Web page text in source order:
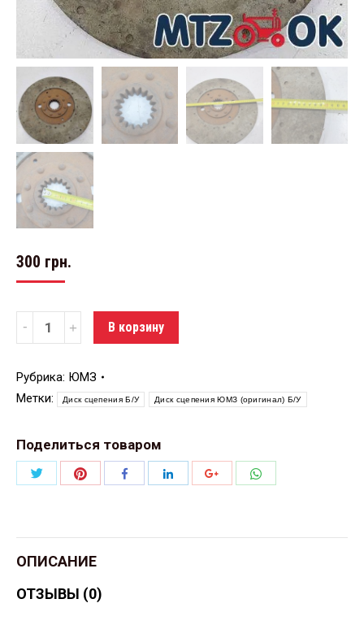
300 грн.
Количество В корзину
Рубрика: ЮМЗ
Метки:
Диск сцепения Б/У Диск сцепения ЮМЗ (оригинал) Б/У
Поделиться товаром
ПоделитьсяПоделитьсяПоделитьсяПоделитьсяПоделиться
ОПИСАНИЕ
ОТЗЫВЫ (0)